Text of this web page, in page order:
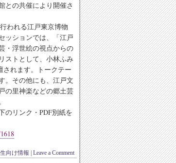
との共催により開催さ
われる江戸東京博物
ッションでは、「江戸
・浮世絵の視点からの
ストとして、小林ふみ
れます。トークテー
。その他にも、江戸文
の里神楽などの郷土芸
のリンク・PDF別紙を
向け情報 Leave a Comment